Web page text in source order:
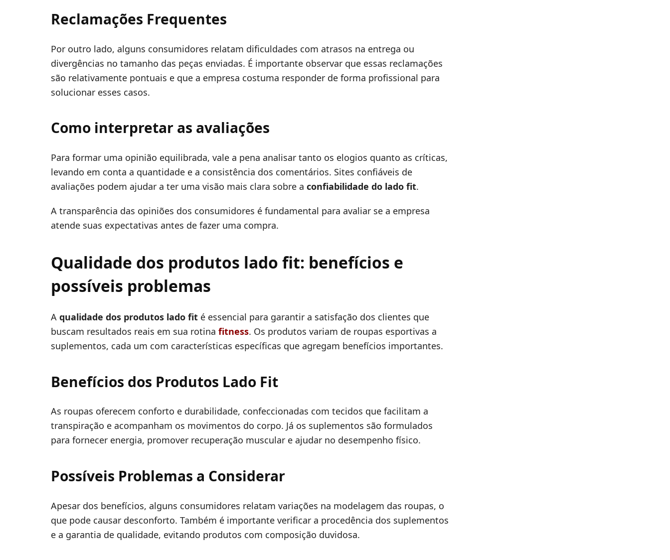
Reclamações Frequentes
Por outro lado, alguns consumidores relatam dificuldades com atrasos na entrega ou
divergências no tamanho das peças enviadas. É importante observar que essas reclamações
são relativamente pontuais e que a empresa costuma responder de forma profissional para
solucionar esses casos.
Como interpretar as avaliações
Para formar uma opinião equilibrada, vale a pena analisar tanto os elogios quanto as críticas,
levando em conta a quantidade e a consistência dos comentários. Sites confiáveis de
avaliações podem ajudar a ter uma visão mais clara sobre a confiabilidade do lado fit.
A transparência das opiniões dos consumidores é fundamental para avaliar se a empresa
atende suas expectativas antes de fazer uma compra.
Qualidade dos produtos lado fit: benefícios e
possíveis problemas
A qualidade dos produtos lado fit é essencial para garantir a satisfação dos clientes que
buscam resultados reais em sua rotina fitness. Os produtos variam de roupas esportivas a
suplementos, cada um com características específicas que agregam benefícios importantes.
Benefícios dos Produtos Lado Fit
As roupas oferecem conforto e durabilidade, confeccionadas com tecidos que facilitam a
transpiração e acompanham os movimentos do corpo. Já os suplementos são formulados
para fornecer energia, promover recuperação muscular e ajudar no desempenho físico.
Possíveis Problemas a Considerar
Apesar dos benefícios, alguns consumidores relatam variações na modelagem das roupas, o
que pode causar desconforto. Também é importante verificar a procedência dos suplementos
e a garantia de qualidade, evitando produtos com composição duvidosa.